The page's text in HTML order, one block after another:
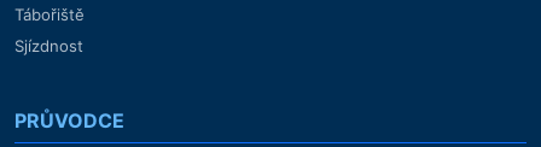
Tábořiště
Sjízdnost
PRŮVODCE